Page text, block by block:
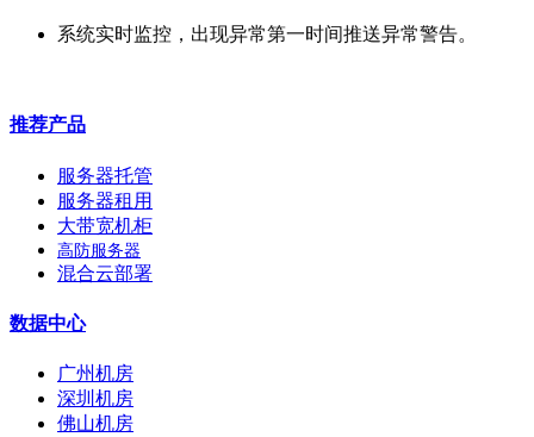
系统实时监控，出现异常第一时间推送异常警告。
推荐产品
服务器托管
服务器租用
大带宽机柜
高防服务器
混合云部署
数据中心
广州机房
深圳机房
佛山机房